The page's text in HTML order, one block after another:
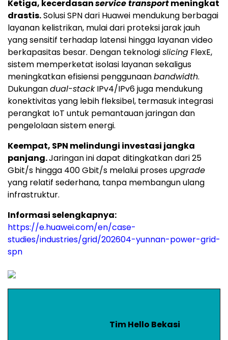
Ketiga, kecerdasanservice transportmeningkat
drastis.Solusi SPN dari Huawei mendukung berbagai
layanan kelistrikan, mulai dari proteksi jarak jauh
yang sensitif terhadap latensi hingga layanan video
berkapasitas besar. Dengan teknologislicing FlexE,
sistem memperketat isolasi layanan sekaligus
meningkatkan efisiensi penggunaanbandwidth.
Dukungandual-stackIPv4/IPv6 juga mendukung
konektivitas yang lebih fleksibel, termasuk integrasi
perangkat IoT untuk pemantauan jaringan dan
pengelolaan sistem energi.
Keempat, SPN melindungi investasi jangka
panjang.Jaringan ini dapat ditingkatkan dari 25
Gbit/s hingga 400 Gbit/s melalui proses upgrade
yang relatif sederhana, tanpa membangun ulang
infrastruktur.
Informasi selengkapnya:
https://e.huawei.com/en/case-
studies/industries/grid/202604-yunnan-power-grid-
spn
Tim Hello Bekasi